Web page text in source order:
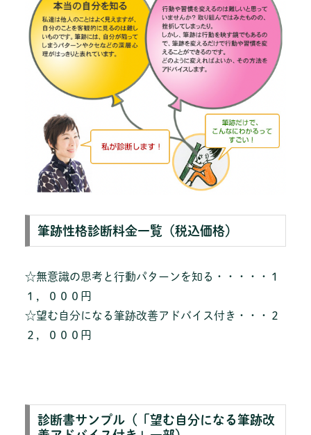
筆跡性格診断料金一覧（税込価格）
☆無意識の思考と行動パターンを知る・・・・・１
１，０００円
☆望む自分になる筆跡改善アドバイス付き・・・２
２，０００円
診断書サンプル（「望む自分になる筆跡改